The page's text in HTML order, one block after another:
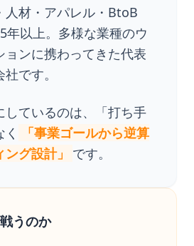
人材・アパレル・BtoB
年以上。多様な業種のウ
ョンに携わってきた代表
です。
しているのは、「打ち手
「事業ゴールから逆算
グ設計」
です。
うのか